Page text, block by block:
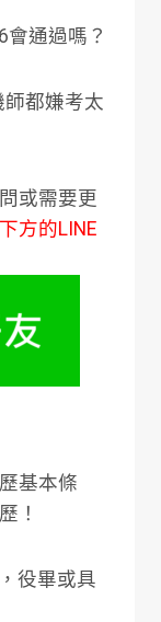
通過嗎？
都嫌考太
或需要更
方的LINE
基本條
！
役畢或具